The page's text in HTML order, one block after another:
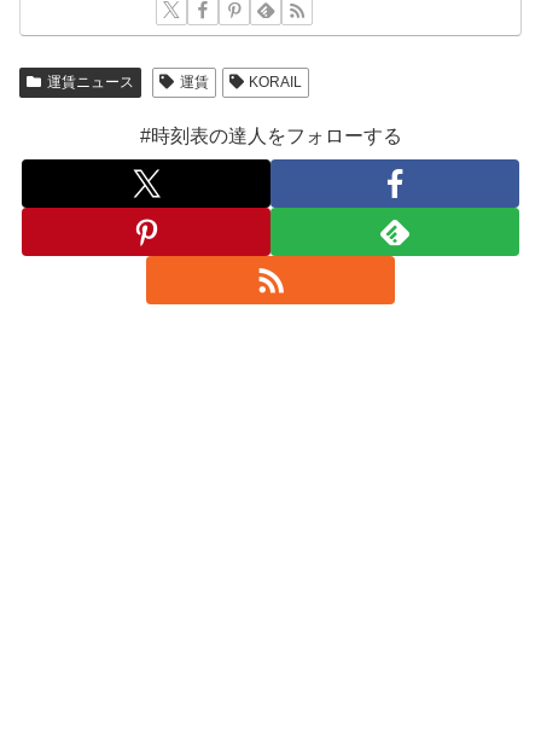
運賃ニュース 運賃 KORAIL
#時刻表の達人をフォローする